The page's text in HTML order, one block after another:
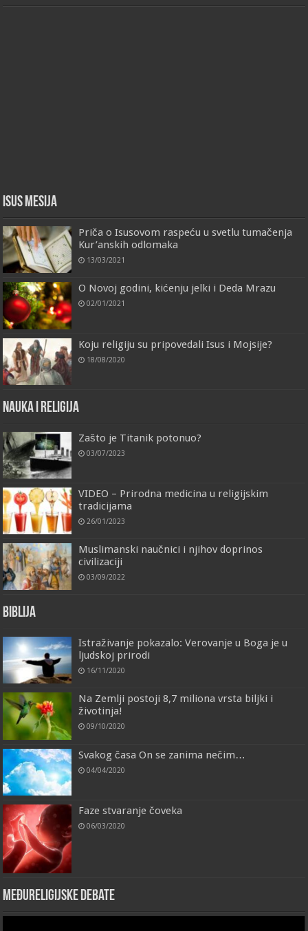
Isus Mesija
Priča o Isusovom raspeću u svetlu tumačenja
Kur’anskih odlomaka
13/03/2021
O Novoj godini, kićenju jelki i Deda Mrazu
02/01/2021
Koju religiju su pripovedali Isus i Mojsije?
18/08/2020
Nauka i religija
Zašto je Titanik potonuo?
03/07/2023
VIDEO – Prirodna medicina u religijskim
tradicijama
26/01/2023
Muslimanski naučnici i njihov doprinos
civilizaciji
03/09/2022
Biblija
Istraživanje pokazalo: Verovanje u Boga je u
ljudskoj prirodi
16/11/2020
Na Zemlji postoji 8,7 miliona vrsta biljki i
životinja!
09/10/2020
Svakog časa On se zanima nečim…
04/04/2020
Faze stvaranje čoveka
06/03/2020
Međureligijske debate